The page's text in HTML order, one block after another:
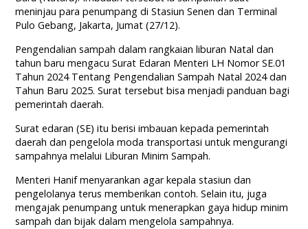
meninjau para penumpang di Stasiun Senen dan Terminal
Pulo Gebang, Jakarta, Jumat (27/12).
Pengendalian sampah dalam rangkaian liburan Natal dan
tahun baru mengacu Surat Edaran Menteri LH Nomor SE.01
Tahun 2024 Tentang Pengendalian Sampah Natal 2024 dan
Tahun Baru 2025. Surat tersebut bisa menjadi panduan bagi
pemerintah daerah.
Surat edaran (SE) itu berisi imbauan kepada pemerintah
daerah dan pengelola moda transportasi untuk mengurangi
sampahnya melalui Liburan Minim Sampah.
Menteri Hanif menyarankan agar kepala stasiun dan
pengelolanya terus memberikan contoh. Selain itu, juga
mengajak penumpang untuk menerapkan gaya hidup minim
sampah dan bijak dalam mengelola sampahnya.